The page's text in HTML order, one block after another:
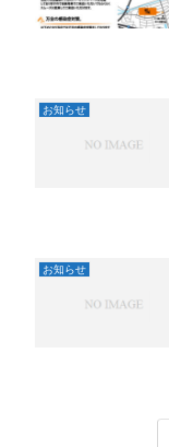
お知らせ
お知らせ